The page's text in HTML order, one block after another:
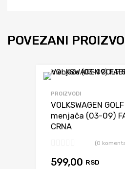
POVEZANI
PROIZVODI
VOLKSWAGEN
menjača (03-09)
CRNA
(0
599,00 RSD